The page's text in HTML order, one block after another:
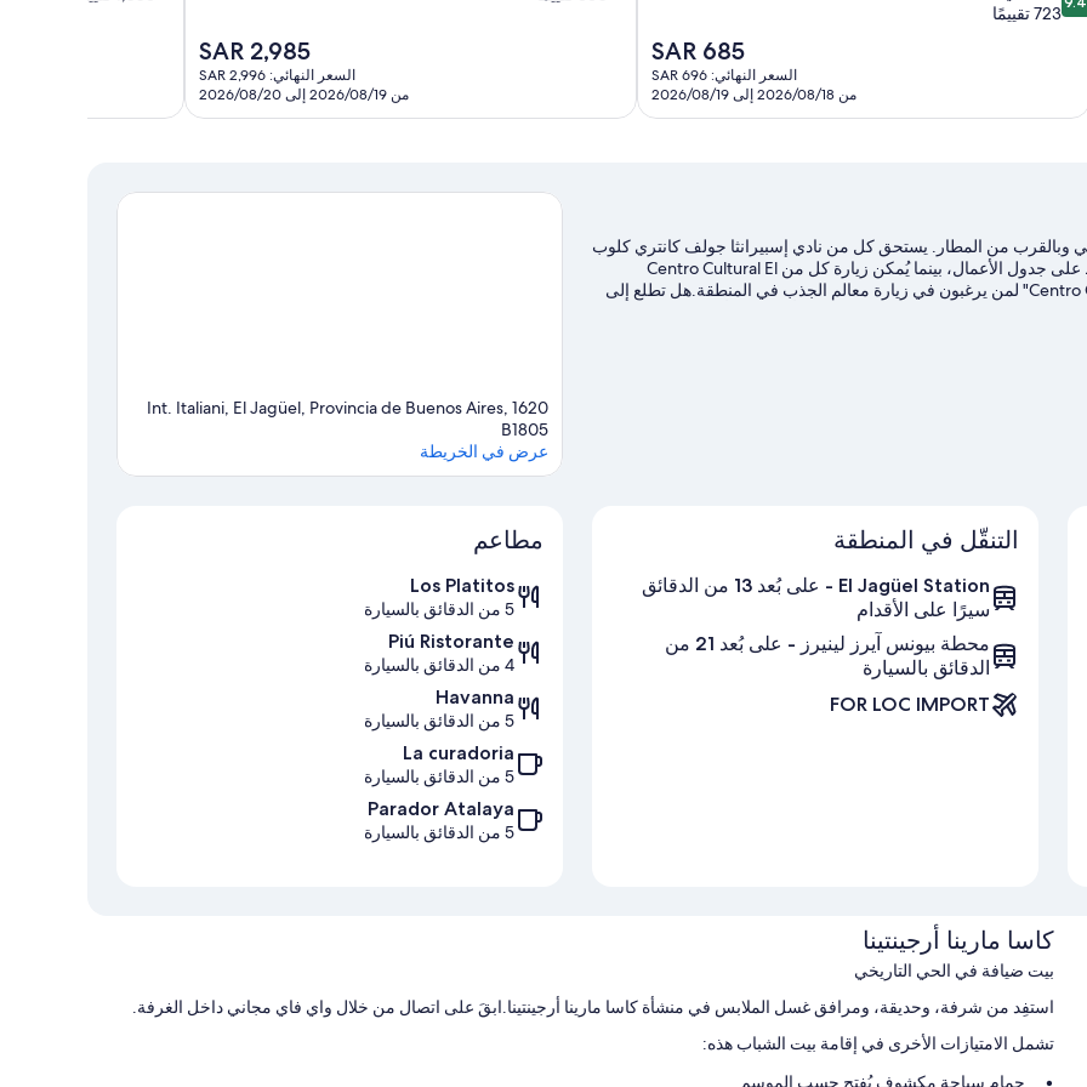
723 تقييمًا
السعر
الحالي
هو
SAR 685
السعر النهائي: SAR 696
من 2026/08/18 إلى 2026/08/19
السعر
الحالي
هو
SAR 2,985
السعر النهائي: SAR 2,996
من 2026/08/19 إلى 2026/08/20
وبالقرب من المطار. يستحق كل من نادي إسبيرانثا جولف كانتري كلوب
ونادي لوماس أثليتيك كلوب للجولف الزيارة في حال وجود نشاط على جدول الأعمال، بينما يُمكن زيارة كل من Centro Cultural El
Galpón وCentro Cultural Municipal de Exposiciones "El Telegrafo" لمن يرغبون في زيارة معالم الجذب في المنطقة.هل تطلع إلى
1620 Int. Italiani, El Jagüel, Provincia de Buenos Aires,
B1805
عرض في الخريطة
التنقّل في المنطقة
El Jagüel Station - على بُعد 13 من الدقائق
سيرًا على الأقدام
محطة بيونس آيرز لينيرز - على بُعد 21 من
الدقائق بالسيارة
FOR LOC IMPORT
مطاعم
Los Platitos
5 من الدقائق بالسيارة
Piú Ristorante
4 من الدقائق بالسيارة
Havanna
5 من الدقائق بالسيارة
La curadoria
5 من الدقائق بالسيارة
Parador Atalaya
5 من الدقائق بالسيارة
كاسا مارينا أرجينتينا
بيت ضيافة في الحي التاريخي
استفِد من شرفة، وحديقة، ومرافق غسل الملابس في منشأة كاسا مارينا أرجينتينا.ابقَ على اتصال من خلال واي فاي مجاني داخل الغرفة.
تشمل الامتيازات الأخرى في إقامة بيت الشباب هذه: